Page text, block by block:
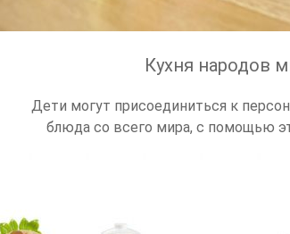
Кухня народов
Дети могут присоединиться к
блюда со всего мира, с помощью